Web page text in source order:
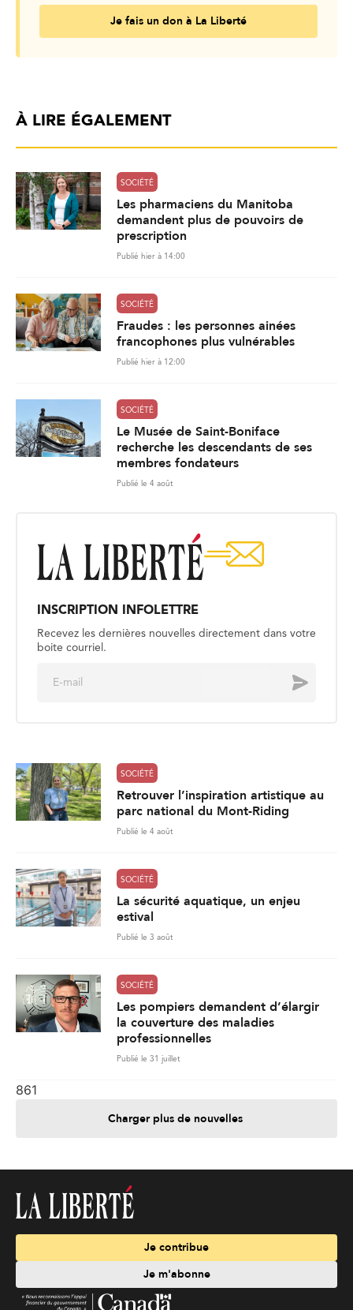
Je fais un don à La Liberté
À LIRE ÉGALEMENT
SOCIÉTÉ
Les pharmaciens du Manitoba
demandent plus de pouvoirs de
prescription
Publié hier à 14:00
SOCIÉTÉ
Fraudes : les personnes ainées
francophones plus vulnérables
Publié hier à 12:00
SOCIÉTÉ
Le Musée de Saint-Boniface
recherche les descendants de ses
membres fondateurs
Publié le 4 août
INSCRIPTION INFOLETTRE
Recevez les dernières nouvelles directement dans votre
boite courriel.
Envoyer
SOCIÉTÉ
Retrouver l’inspiration artistique au
parc national du Mont-Riding
Publié le 4 août
SOCIÉTÉ
La sécurité aquatique, un enjeu
estival
Publié le 3 août
SOCIÉTÉ
Les pompiers demandent d’élargir
la couverture des maladies
professionnelles
Publié le 31 juillet
861
Charger plus de nouvelles
Je contribue
Je m'abonne